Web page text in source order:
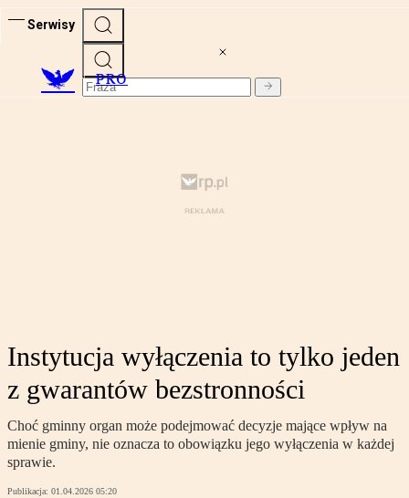
Serwisy
PRO
Instytucja wyłączenia to tylko jeden
z gwarantów bezstronności
Choć gminny organ może podejmować decyzje mające wpływ na
mienie gminy, nie oznacza to obowiązku jego wyłączenia w każdej
sprawie.
Publikacja: 01.04.2026 05:20